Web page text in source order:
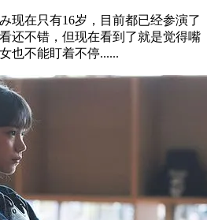
现在只有16岁，目前都已经参演了
还不错，但现在看到了就是觉得嘴
也不能盯着不停......